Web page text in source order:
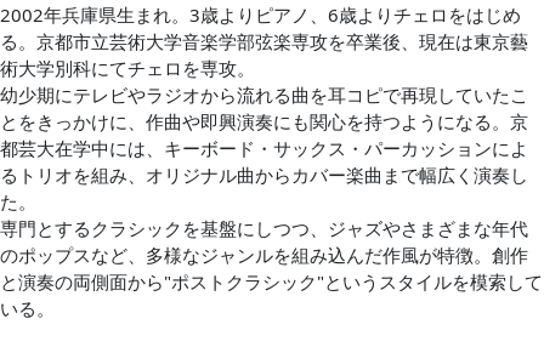
2002年兵庫県生まれ。3歳よりピアノ、6歳よりチェロをはじめ
る。京都市立芸術大学音楽学部弦楽専攻を卒業後、現在は東京藝
術大学別科にてチェロを専攻。
幼少期にテレビやラジオから流れる曲を耳コピで再現していたこ
とをきっかけに、作曲や即興演奏にも関心を持つようになる。京
都芸大在学中には、キーボード・サックス・パーカッションによ
るトリオを組み、オリジナル曲からカバー楽曲まで幅広く演奏し
た。
専門とするクラシックを基盤にしつつ、ジャズやさまざまな年代
のポップスなど、多様なジャンルを組み込んだ作風が特徴。創作
と演奏の両側面から"ポストクラシック"というスタイルを模索して
いる。